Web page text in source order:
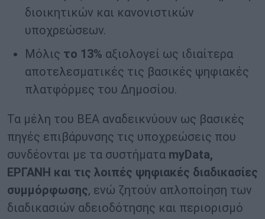
διοικητικών και κανονιστικών
υποχρεώσεων.
Μόλις το 13% αξιολογεί ως ιδιαίτερα
αποτελεσματικές τις βασικές ψηφιακές
πλατφόρμες του Δημοσίου.
Τα μέλη του ΒΕΑ αναδεικνύουν ως βασικές
πηγές επιβάρυνσης τις υποχρεώσεις που
συνδέονται με τα συστήματα myData,
ΕΡΓΑΝΗ και τις λοιπές ψηφιακές διαδικασίες
συμμόρφωσης, ενώ ζητούν απλοποίηση των
διαδικασιών αδειοδότησης και περιορισμό